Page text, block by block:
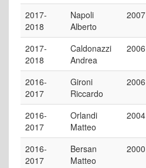
2017-
2018
Napoli
Alberto
2007
2017-
2018
Caldonazzi
Andrea
2006
2016-
2017
Gironi
Riccardo
2006
2016-
2017
Orlandi
Matteo
2004
2016-
2017
Bersan
Matteo
2000